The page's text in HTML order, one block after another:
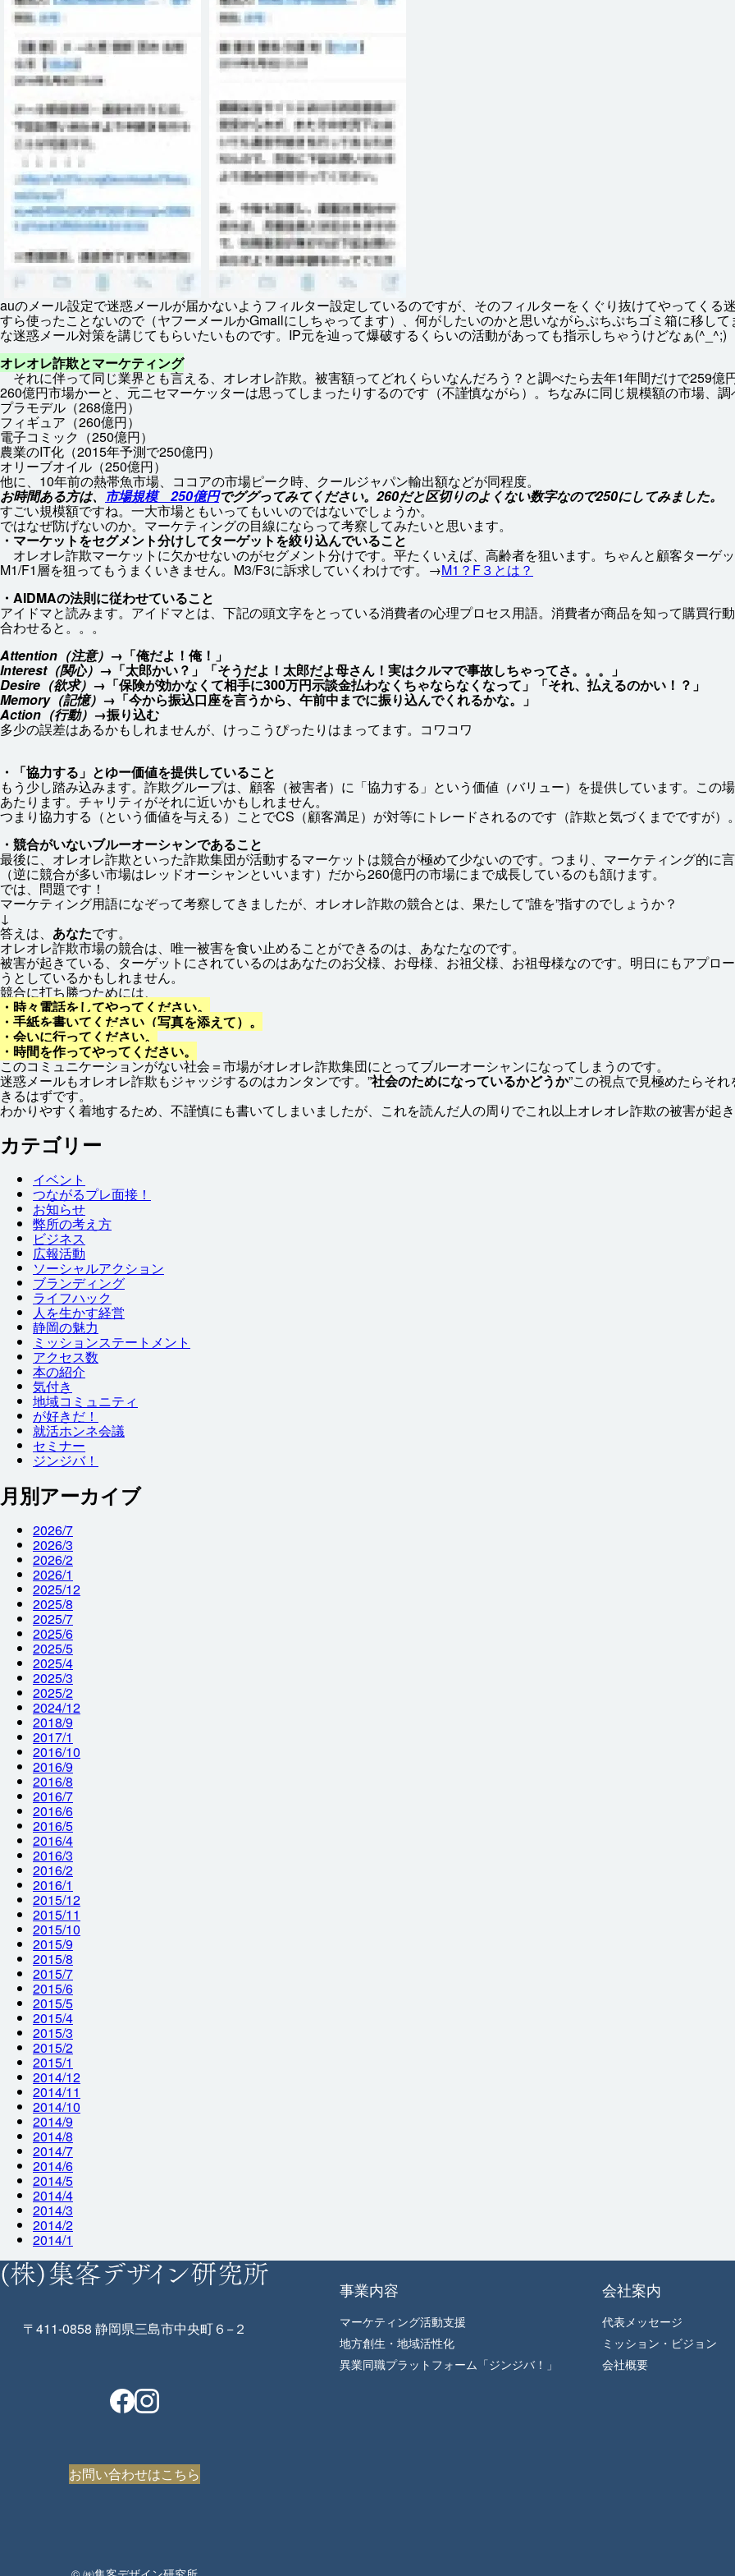
auのメール設定で迷惑メールが届かないようフィルター設定しているのですが、そのフィルターをくぐり抜けてやってくる
すら使ったことないので（ヤフーメールかGmailにしちゃってます）、 何がしたいのかと思いながらぷちぷちゴミ 箱に移して
な迷惑メール対策を講じてもらいたいものです。IP元を辿って爆破するくらいの活動があっても指示しちゃうけどなぁ(^_^;)
オレオレ詐欺とマーケティング
それに伴って同じ業界とも言える、オレオレ詐欺。 被害額ってどれくらいなんだろう？と調べたら去年1年間だけで259億
260億円市場かーと、 元ニセマーケッターは思ってしまったりするのです（不謹慎ながら）。ちなみに同じ規模額の市場 調
プラモデル（268億円）
フィギュア（260億円）
電子コミック（250億円）
農業のIT化 （2015年予測で250億円）
オリーブオイル（250億円）
他に、10年前の熱帯魚市場 、ココアの市場ピーク時 、クールジャパン輸出額などが同程度。
お時間ある方は、 市場規模250億円でググってみてください。260だと区切りのよくない数字なので250にしてみました。
すごい規模額ですね。 一大市場ともいってもいいのではないでしょうか。
ではなぜ防げないのか。マーケティングの目線にならって考察してみたいと思います。
・マーケットをセグメント分けしてターゲットを絞り込んでいること
オレオレ詐欺マーケットに欠かせないのがセグメント分けです。 平たくいえば、 高齢者を狙います。ちゃんと顧客ターゲ
M1/F1 層を狙ってもうまくいきません。M3/F3に訴求していくわけです。→M1？F３とは？
・AIDMAの法則に従わせていること
アイドマと読みます。アイドマとは、 下記の頭文字をとっている消費者の心理プロセス用語。 消費者が商品を知って購買行動
合わせると。。。
Attention（注意） →「俺だよ！俺！」
Interest（関心）→「太郎かい？」「そうだよ！太郎だよ母さん！実はクルマで事故しちゃってさ。。。」
Desire（欲求） →「保険が効かなくて相手に300万円示談金払わなくちゃならなくなって」「それ、払えるのかい！？」
Memory（記憶） →「今から振込口座を言うから、午前中までに振り込んでくれるかな。」
Action（行動）→振り込む
多少の誤差はあるかもしれませんが、けっこうぴったりはまってます。コワコワ
・「協力する」とゆー価値を提供していること
もう 少し踏み込みます。 詐欺グループは、 顧客 （被害者）に「協力する」という価値 （バリュー）を提供しています。この
あたります。チャリティがそれに近いかもしれません。
つまり協力する（という価値を与える）ことでCS（顧客満足）が対等にトレードされるのです（詐欺と気づくまでですが）。
・ 競合がいないブルーオーシャンであること
最後に、オレオレ詐欺といった詐欺集団が活動するマーケットは競合が極めて少ないのです。つまり、マーケティング的に言
（逆に競合が多い市場はレッドオーシャンといいます）だから260億円の市場にまで成長しているのも頷けます。
では、 問題です！
マーケティング用語になぞって考察してきましたが、オレオレ詐欺の競合とは、 果たして”誰を”指すのでしょうか？
↓
答えは、 あなたです。
オレオレ詐欺市場の競合は、 唯一被害を食い止めることができるのは、あなたなのです。
被害が起きている、ターゲットにされているのはあなたのお父様 、お母様 、お祖父様 、お祖母様なのです。 明日にもアプロ
うとしているかもしれません。
競合に打ち勝つためには、
・ 時々電話をしてやってください。
・ 手紙を書いてください（写真を添えて）。
・ 会いに行ってください。
・ 時間を作ってやってください。
このコミュニケーションがない社会 ＝市場がオレオレ詐欺集団にとってブルーオーシャンになってしまうのです。
迷惑メールもオレオレ詐欺もジャッジするのはカンタンです。”社会のためになっているかどうか”この視点で見極めたらそれ
きるはずです。
わかりやすく 着地するため、 不謹慎にも書いてしまいましたが、これを読んだ人の周りでこれ以上オレオレ詐欺の被害が起
カテゴリー
イベント
つながるプレ面接 ！
お知らせ
弊所の考え 方
ビジネス
広報活動
ソーシャルアクション
ブランディング
ライフハック
人を生かす経営
静岡の魅力
ミッションステートメント
アクセス数
本の紹介
気付き
地域コミュニティ
が好きだ！
就活ホンネ会議
セミナー
ジンジバ！
月別アーカイブ
2026/7
2026/3
2026/2
2026/1
2025/12
2025/8
2025/7
2025/6
2025/5
2025/4
2025/3
2025/2
2024/12
2018/9
2017/1
2016/10
2016/9
2016/8
2016/7
2016/6
2016/5
2016/4
2016/3
2016/2
2016/1
2015/12
2015/11
2015/10
2015/9
2015/8
2015/7
2015/6
2015/5
2015/4
2015/3
2015/2
2015/1
2014/12
2014/11
2014/10
2014/9
2014/8
2014/7
2014/6
2014/5
2014/4
2014/3
2014/2
2014/1
〒411-0858 静岡県三島市中央町６−２
お問い合わせはこちら
事業内容
マーケティング活動支援
地方創生・地域活性化
異業同職プラットフォーム「ジンジバ！」
会社案内
代表メッセージ
ミッション・ビジョン
会社概要